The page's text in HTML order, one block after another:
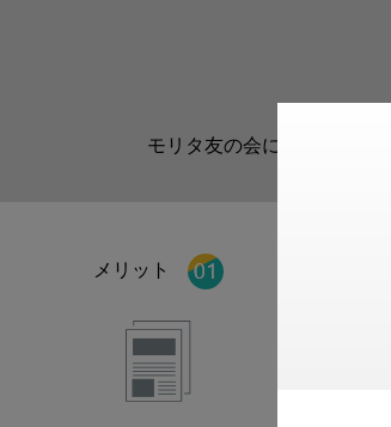
モリタ友の会に登録いただ
メリット